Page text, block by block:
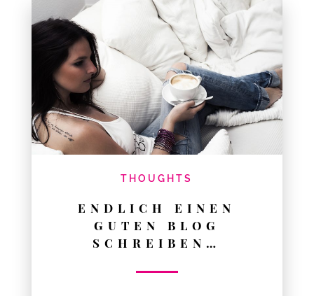
THOUGHTS
ENDLICH EINEN
GUTEN BLOG
SCHREIBEN…